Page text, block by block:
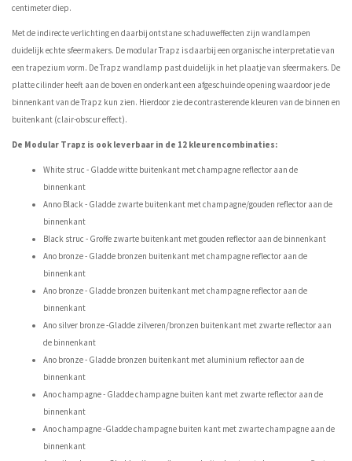
centimeter diep.
Met de indirecte verlichting en daarbij ontstane schaduweffecten zijn wandlampen
duidelijk echte sfeermakers. De modular Trapz is daarbij een organische interpretatie van
een trapezium vorm. De Trapz wandlamp past duidelijk in het plaatje van sfeermakers. De
platte cilinder heeft aan de boven en onderkant een afgeschuinde opening waardoor je de
binnenkant van de Trapz kun zien. Hierdoor zie de contrasterende kleuren van de binnen en
buitenkant (clair-obscur effect).
De Modular Trapz is ook leverbaar in de 12 kleurencombinaties:
White struc - Gladde witte buitenkant met champagne reflector aan de
binnenkant
Anno Black - Gladde zwarte buitenkant met champagne/gouden reflector aan de
binnenkant
Black struc - Groffe zwarte buitenkant met gouden reflector aan de binnenkant
Ano bronze - Gladde bronzen buitenkant met champagne reflector aan de
binnenkant
Ano bronze - Gladde bronzen buitenkant met champagne reflector aan de
binnenkant
Ano silver bronze -Gladde zilveren/bronzen buitenkant met zwarte reflector aan
de binnenkant
Ano bronze - Gladde bronzen buitenkant met aluminium reflector aan de
binnenkant
Ano champagne - Gladde champagne buiten kant met zwarte reflector aan de
binnenkant
Ano champagne -Gladde champagne buiten kant met zwarte champagne aan de
binnenkant